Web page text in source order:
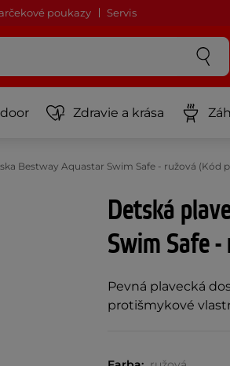
poukazy Servis
Zdravie a krása
Bestway Aquastar Swim Safe - ružová (Kód
Detská
Swim Safe -
Pevná plavecká
protišmykové